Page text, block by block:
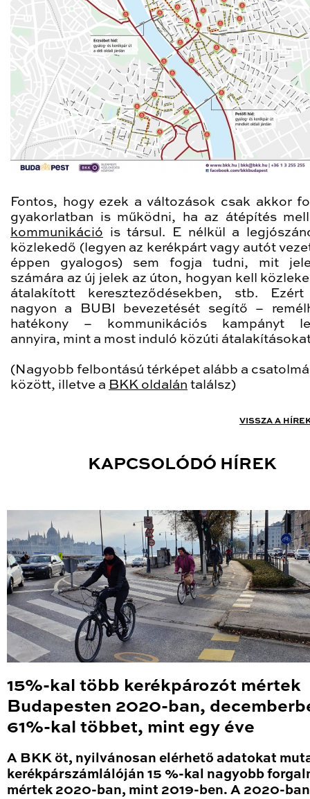
Fontos, hogy ezek a változások csak akkor
gyakorlatban is működni, ha az átépítés
kommunikáció is társul. E nélkül a
közlekedő (legyen az kerékpárt vagy autót
éppen gyalogos) sem fogja tudni, mit
számára az új jelek az úton, hogyan kell
átalakított kereszteződésekben, stb.
nagyon a BUBI bevezetését segítő –
hatékony – kommunikációs kampányt
annyira, mint a most induló közúti
(Nagyobb felbontású térképet alább a
között, illetve a BKK oldalán találsz)
VISSZA A
KAPCSOLÓDÓ HÍREK
15%-kal több kerékpározót mértek
Budapesten 2020-ban,
61%-kal többet, mint egy éve
A BKK öt, nyilvánosan elérhető adatokat
kerékpárszámlálóján 15 %-kal nagyobb
mértek 2020-ban, mint 2019-ben. A 2020-ban